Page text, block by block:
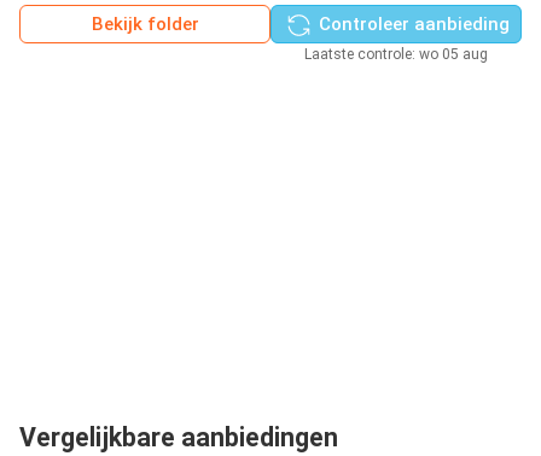
Bekijk folder
Controleer aanbieding
Laatste controle: wo 05 aug
Vergelijkbare aanbiedingen